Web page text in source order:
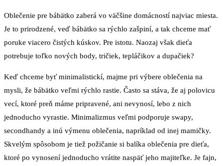
Oblečenie pre bábätko zaberá vo väčšine domácností najviac miesta.
Je to prirodzené, veď bábätko sa rýchlo zašpiní, a tak chceme mať
poruke viacero čistých kúskov. Pre istotu. Naozaj však dieťa
potrebuje toľko nových body, tričiek, tepláčikov a dupačiek?
Keď chceme byť minimalistickí, majme pri výbere oblečenia na
mysli, že bábätko veľmi rýchlo rastie. Často sa stáva, že aj polovicu
vecí, ktoré preň máme pripravené, ani nevynosí, lebo z nich
jednoducho vyrastie. Minimalizmus veľmi podporuje swapy,
secondhandy a inú výmenu oblečenia, napríklad od inej mamičky.
Skvelým spôsobom je tiež požičanie si balíka oblečenia pre dieťa,
ktoré po vynosení jednoducho vrátite naspäť jeho majiteľke. Je fajn,